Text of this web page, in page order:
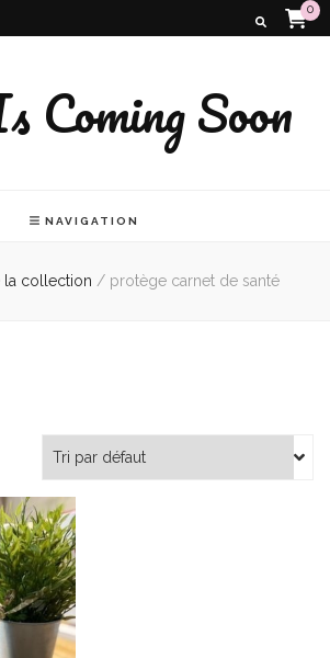
0
Coming Soon
NAVIGATION
la collection / protège carnet de santé